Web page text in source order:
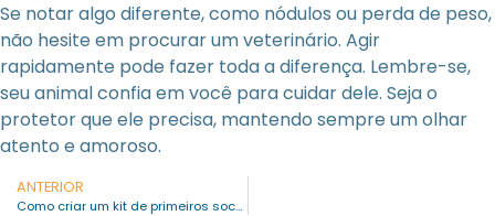
Se notar algo diferente, como nódulos ou perda de peso,
não hesite em procurar um veterinário. Agir
rapidamente pode fazer toda a diferença. Lembre-se,
seu animal confia em você para cuidar dele. Seja o
protetor que ele precisa, mantendo sempre um olhar
atento e amoroso.
ANTERIOR
Como criar um kit de primeiros socorros para seu pet